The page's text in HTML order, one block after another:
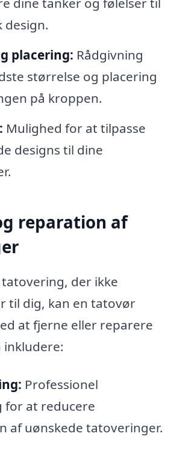
design.
placering: Rådgivning
størrelse og placering
på kroppen.
Mulighed for at tilpasse
designs til dine
reparation af
der ikke
til dig, kan en tatovør
at fjerne eller reparere
inkludere:
Professionel
for at reducere
af uønskede tatoveringer.